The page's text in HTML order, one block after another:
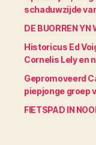
schaduwzijde
DE BUORREN YN
Historicus Ed
Cornelis Lely en
Gepromoveerd
piepjonge groep
FIETSPAD IN